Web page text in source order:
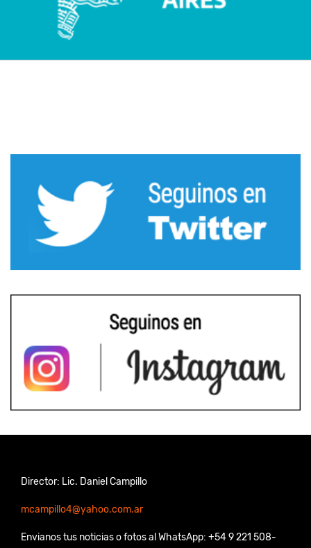
Director: Lic. Daniel Campillo
mcampillo4@yahoo.com.ar
Envianos tus noticias o fotos al WhatsApp: +54 9 221 508-